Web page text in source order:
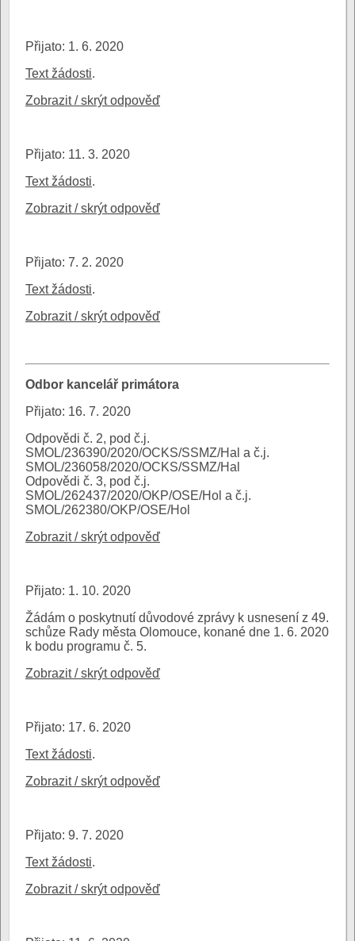
Přijato: 1. 6. 2020
Text žádosti.
Zobrazit / skrýt odpověď
Přijato: 11. 3. 2020
Text žádosti.
Zobrazit / skrýt odpověď
Přijato: 7. 2. 2020
Text žádosti.
Zobrazit / skrýt odpověď
Odbor kancelář primátora
Přijato: 16. 7. 2020
Odpovědi č. 2, pod č.j.
SMOL/236390/2020/OCKS/SSMZ/Hal a č.j.
SMOL/236058/2020/OCKS/SSMZ/Hal
Odpovědi č. 3, pod č.j.
SMOL/262437/2020/OKP/OSE/Hol a č.j.
SMOL/262380/OKP/OSE/Hol
Zobrazit / skrýt odpověď
Přijato: 1. 10. 2020
Žádám o poskytnutí důvodové zprávy k usnesení z 49.
schůze Rady města Olomouce, konané dne 1. 6. 2020
k bodu programu č. 5.
Zobrazit / skrýt odpověď
Přijato: 17. 6. 2020
Text žádosti.
Zobrazit / skrýt odpověď
Přijato: 9. 7. 2020
Text žádosti.
Zobrazit / skrýt odpověď